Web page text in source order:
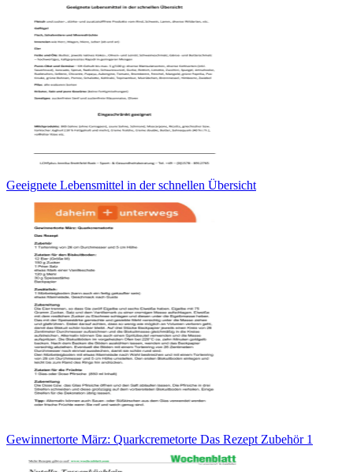
Geeignete Lebensmittel in der schnellen Übersicht
Gewinnertorte März: Quarkcremetorte Das Rezept Zubehör 1